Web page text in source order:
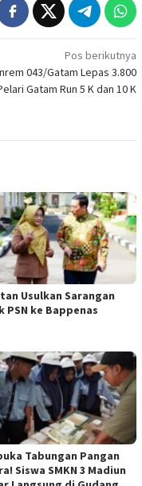
Pos berikutnya
043/Gatam Lepas 3.800
Gatam Run 5 K dan 10 K
Usulkan Sarangan
PSN ke Bappenas
Tabungan Pangan
Siswa SMKN 3 Madiun